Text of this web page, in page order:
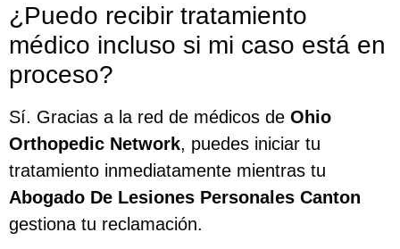
¿Puedo recibir tratamiento
médico incluso si mi caso está en
proceso?
Sí. Gracias a la red de médicos de Ohio
Orthopedic Network, puedes iniciar tu
tratamiento inmediatamente mientras tu
Abogado De Lesiones Personales Canton
gestiona tu reclamación.